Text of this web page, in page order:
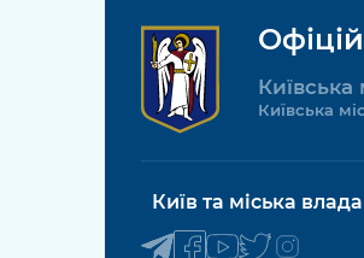
Київська
Київська
Київ та міська влада